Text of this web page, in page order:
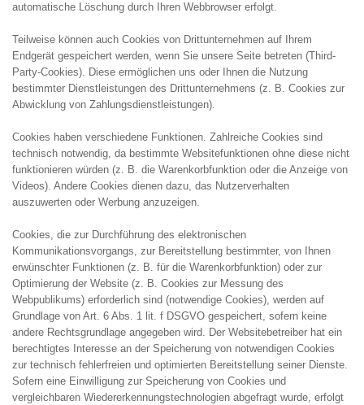
automatische Löschung durch Ihren Webbrowser erfolgt.
Teilweise können auch Cookies von Drittunternehmen auf Ihrem
Endgerät gespeichert werden, wenn Sie unsere Seite betreten (Third-
Party-Cookies). Diese ermöglichen uns oder Ihnen die Nutzung
bestimmter Dienstleistungen des Drittunternehmens (z. B. Cookies zur
Abwicklung von Zahlungsdienstleistungen).
Cookies haben verschiedene Funktionen. Zahlreiche Cookies sind
technisch notwendig, da bestimmte Websitefunktionen ohne diese nicht
funktionieren würden (z. B. die Warenkorbfunktion oder die Anzeige von
Videos). Andere Cookies dienen dazu, das Nutzerverhalten
auszuwerten oder Werbung anzuzeigen.
Cookies, die zur Durchführung des elektronischen
Kommunikationsvorgangs, zur Bereitstellung bestimmter, von Ihnen
erwünschter Funktionen (z. B. für die Warenkorbfunktion) oder zur
Optimierung der Website (z. B. Cookies zur Messung des
Webpublikums) erforderlich sind (notwendige Cookies), werden auf
Grundlage von Art. 6 Abs. 1 lit. f DSGVO gespeichert, sofern keine
andere Rechtsgrundlage angegeben wird. Der Websitebetreiber hat ein
berechtigtes Interesse an der Speicherung von notwendigen Cookies
zur technisch fehlerfreien und optimierten Bereitstellung seiner Dienste.
Sofern eine Einwilligung zur Speicherung von Cookies und
vergleichbaren Wiedererkennungstechnologien abgefragt wurde, erfolgt